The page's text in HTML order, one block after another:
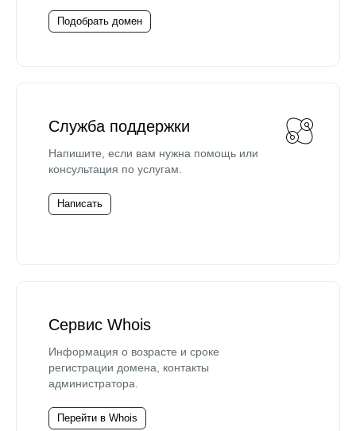
Подобрать домен
Служба поддержки
Напишите, если вам нужна помощь или
консультация по услугам.
Написать
Сервис Whois
Информация о возрасте и сроке
регистрации домена, контакты
администратора.
Перейти в Whois